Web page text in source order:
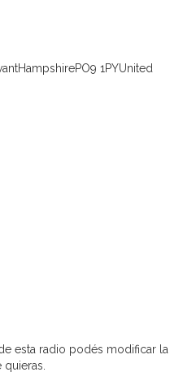
1PYUnited
esta radio podés modificar la